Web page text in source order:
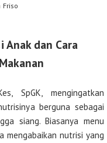
Friso
dan Cara
SpGK, mengingatkan
berguna sebagai
siang. Biasanya menu
mengabaikan nutrisi yang